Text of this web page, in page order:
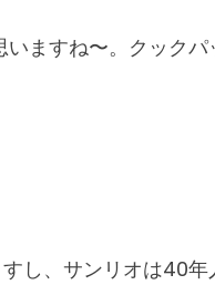
ますね〜。クック
し、サンリオは40